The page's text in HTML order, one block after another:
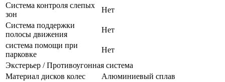
Система контроля слепых
зон
Нет
Система поддержки
полосы движения
Нет
система помощи при
парковке
Нет
Экстерьер / Противоугонная система
Материал дисков колес
Алюминиевый сплав